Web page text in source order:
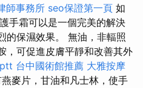
師事務所 seo保證第一頁 如
手霜可以是一個完美的解決
的保濕效果。 無油，非輻照
，可促進皮膚平靜和改善其外
台中國術館推薦 大雅按摩
麥片，甘油和凡士林，使手